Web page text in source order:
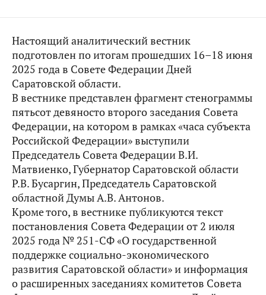
Настоящий аналитический вестник
подготовлен по итогам прошедших 16–18 июня
2025 года в Совете Федерации Дней
Саратовской области.
В вестнике представлен фрагмент стенограммы
пятьсот девяносто второго заседания Совета
Федерации, на котором в рамках «часа субъекта
Российской Федерации» выступили
Председатель Совета Федерации В.И.
Матвиенко, Губернатор Саратовской области
Р.В. Бусаргин, Председатель Саратовской
областной Думы А.В. Антонов.
Кроме того, в вестнике публикуются текст
постановления Совета Федерации от 2 июля
2025 года № 251-СФ «О государственной
поддержке социально-экономического
развития Саратовской области» и информация
о расширенных заседаниях комитетов Совета